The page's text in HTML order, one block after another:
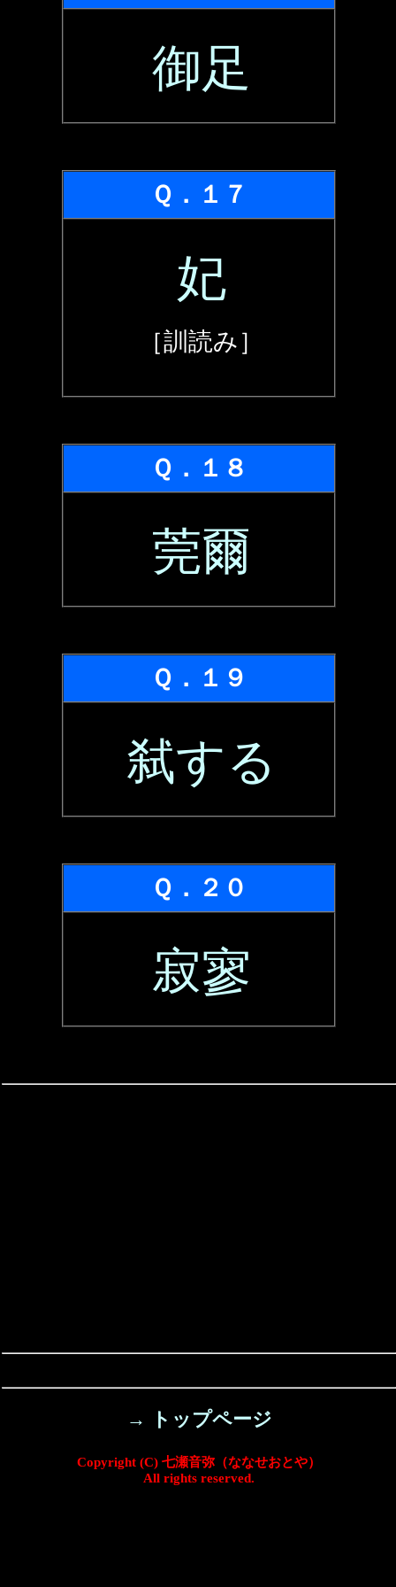
御足
Ｑ．１７
妃
［訓読み］
Ｑ．１８
莞爾
Ｑ．１９
弑する
Ｑ．２０
寂寥
→ トップページ
Copyright (C) 七瀬音弥（ななせおとや）
All rights reserved.